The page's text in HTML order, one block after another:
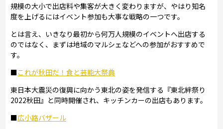
規模の大小で出店料や集客が大きく変わりますが、やはり知名
度を上げるにはイベント参加も大事な戦略の一つです。
とは言え、いきなり最初から何万人規模のイベントへ出店する
のではなく、まずは地域のマルシェなどへの参加がおすすめで
す。
■これが秋田だ！食と芸能大祭典
東日本大震災の復興に向かう東北の姿を発信する『東北絆祭り
2022秋田』と同時開催され、キッチンカーの出店もあります。
■広小路バザール